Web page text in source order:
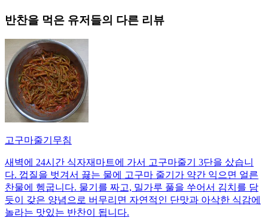
반찬을 먹은 유저들의 다른 리뷰
고구마줄기무침
새벽에 24시간 식자재마트에 가서 고구마줄기 3단을 샀습니
다. 껍질을 벗겨서 끓는 물에 고구마 줄기가 약간 익으면 얼른
찬물에 헹굽니다. 물기를 짜고, 밀가루 풀을 쑤어서 김치를 담
듯이 갖은 양념으로 버무리면 자연적인 단맛과 아삭한 식감에
놀라는 맛있는 반찬이 됩니다.